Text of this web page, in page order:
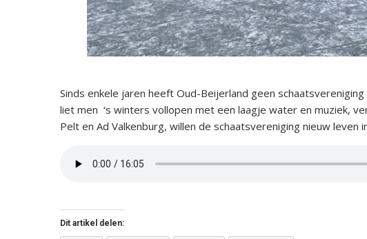
Sinds enkele jaren heeft Oud-Beijerland geen
liet men ‘s winters vollopen met een laagje water en muziek,
Pelt en Ad Valkenburg, willen de schaatsvereniging nieuw leven
Dit artikel delen: